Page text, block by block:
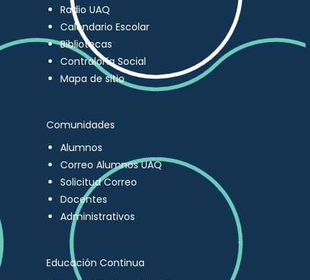
Radio UAQ
Calendario Escolar
Bibliotecas
Contraloría Social
Mapa de sitio
Comunidades
Alumnos
Correo Alumnos UAQ
Solicitud Correo
Docentes
Administrativos
Educación Continua